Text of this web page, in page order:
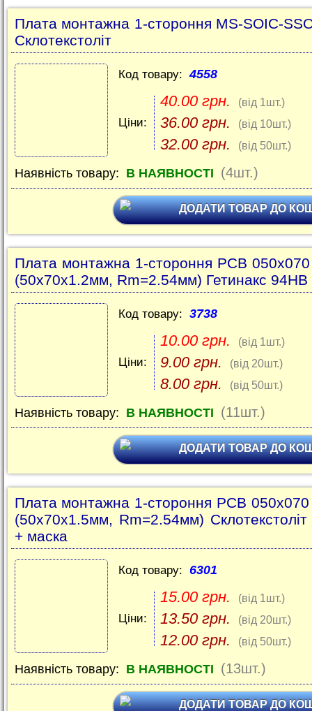
Плата монтажна 1-стороння MS-SOIC-
Склотекстоліт
Код товару: 4558
Ціни:
40.00 грн. (від 1шт.)
36.00 грн. (від 10шт.)
32.00 грн. (від 50шт.)
Наявність товару: В НАЯВНОСТІ (4шт.)
ДОДАТИ ТОВАР ДО
Плата монтажна 1-стороння PCB
(50x70x1.2мм, Rm=2.54мм) Гетинакс 94HB
Код товару: 3738
Ціни:
10.00 грн. (від 1шт.)
9.00 грн. (від 20шт.)
8.00 грн. (від 50шт.)
Наявність товару: В НАЯВНОСТІ (11шт.)
ДОДАТИ ТОВАР ДО
Плата монтажна 1-стороння PCB 050x070
(50x70x1.5мм, Rm=2.54мм) Склотекстоліт
+ маска
Код товару: 6301
Ціни:
15.00 грн. (від 1шт.)
13.50 грн. (від 20шт.)
12.00 грн. (від 50шт.)
Наявність товару: В НАЯВНОСТІ (13шт.)
ДОДАТИ ТОВАР ДО